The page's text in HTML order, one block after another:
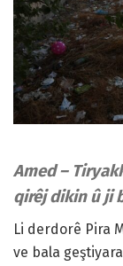
Amed –
qirêj dikin û ji
Li derdorê Pira
ve bala